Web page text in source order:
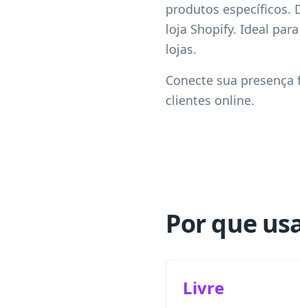
produtos específicos.
loja Shopify. Ideal
lojas.
Conecte sua
clientes online.
Por que
Livre